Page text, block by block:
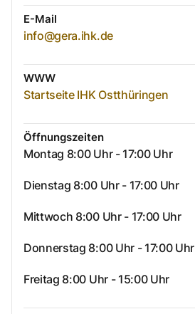
E-Mail
info@gera.ihk.de
WWW
Startseite IHK Ostthüringen
Öffnungszeiten
Montag 8:00 Uhr - 17:00 Uhr
Dienstag 8:00 Uhr - 17:00 Uhr
Mittwoch 8:00 Uhr - 17:00 Uhr
Donnerstag 8:00 Uhr - 17:00 Uhr
Freitag 8:00 Uhr - 15:00 Uhr